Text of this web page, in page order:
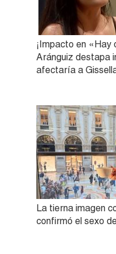
¡Impacto en «Hay
Aránguiz destapa
afectaría a
La tierna imagen
confirmó el sexo